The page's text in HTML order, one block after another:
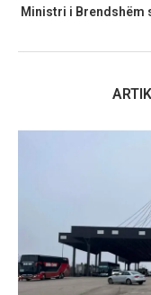
Ministri i Brendshëm